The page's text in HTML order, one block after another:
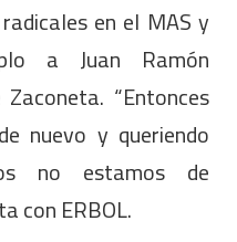
en el MAS y
a Juan Ramón
“Entonces
nuevo y queriendo
no estamos de
con ERBOL.